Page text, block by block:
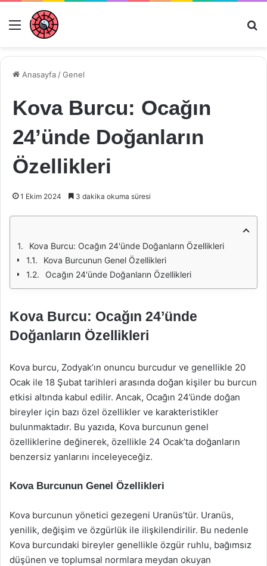
Menü
Anasayfa /Genel
Kova Burcu: Ocağın
24’ünde Doğanların
Özellikleri
1 Ekim 2024 3 dakika okuma süresi
Kova Burcu: Ocağın 24'ünde Doğanların Özellikleri
Kova Burcunun Genel Özellikleri
Ocağın 24'ünde Doğanların Özellikleri
Kova Burcu: Ocağın 24’ünde
Doğanların Özellikleri
Kova burcu, Zodyak’ın onuncu burcudur ve genellikle 20
Ocak ile 18 Şubat tarihleri arasında doğan kişiler bu burcun
etkisi altında kabul edilir. Ancak, Ocağın 24’ünde doğan
bireyler için bazı özel özellikler ve karakteristikler
bulunmaktadır. Bu yazıda, Kova burcunun genel
özelliklerine değinerek, özellikle 24 Ocak’ta doğanların
benzersiz yanlarını inceleyeceğiz.
Kova Burcunun Genel Özellikleri
Kova burcunun yönetici gezegeni Uranüs’tür. Uranüs,
yenilik, değişim ve özgürlük ile ilişkilendirilir. Bu nedenle
Kova burcundaki bireyler genellikle özgür ruhlu, bağımsız
düşünen ve toplumsal normlara meydan okuyan